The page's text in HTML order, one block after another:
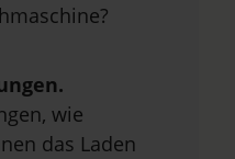
wie
das Laden